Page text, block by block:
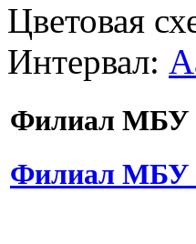
Цветовая
Интервал:
Филиал МБУ
Филиал МБУ